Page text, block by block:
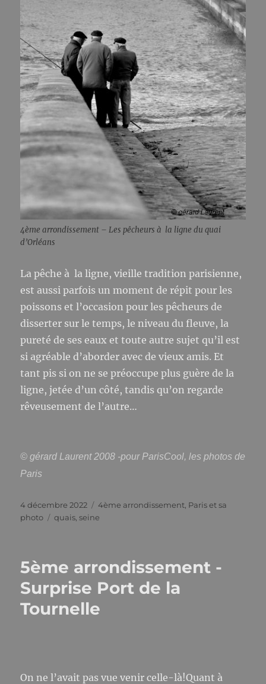
4ème arrondissement – Les pêcheurs à la ligne du quai
d’Orléans
La pêche à la ligne, vieille tradition parisienne,
est aussi parfois un moment de répit pour les
poissons et l’occasion pour les pêcheurs de
disserter sur le temps, le niveau du fleuve, la
pureté de ses eaux et toute autre sujet qu’il est
si agréable d’aborder avec de vieux amis. Et
tant pis si on ne se préoccupe plus guère de la
ligne, jetée d’un côté, tandis qu’on regarde
rêveusement de l’autre…
© gérard Laurent 2008 -pour ParisCool, les photos de
Paris
Publié
le
4 décembre 2022 Catégories
4ème arrondissement Paris et sa
photo
Étiquettes
quais ,seine
5ème arrondissement -
Surprise Port de la
Tournelle
On ne l’avait pas vue venir celle-là!Quant à